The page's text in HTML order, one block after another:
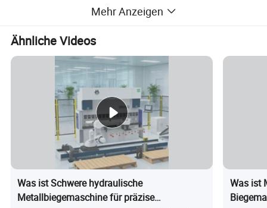
Mehr Anzeigen
Ähnliche Videos
Was ist Schwere hydraulische
Metallbiegemaschine für präzise
Was ist